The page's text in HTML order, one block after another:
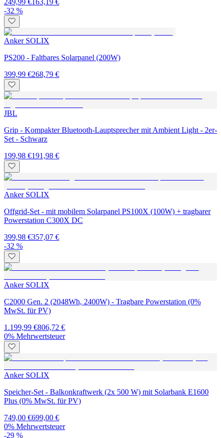
249,99 € 163,19 €
-32 %
Anker SOLIX
PS200 - Faltbares Solarpanel (200W)
399,99 €268,79 €
JBL
Grip - Kompakter Bluetooth-Lauptsprecher mit Ambient Light - 2er-
Set - Schwarz
199,98 €191,98 €
Anker SOLIX
Offgrid-Set - mit mobilem Solarpanel PS100X (100W) + tragbarer
Powerstation C300X DC
399,98 €357,07 €
-32 %
Anker SOLIX
C2000 Gen. 2 (2048Wh, 2400W) - Tragbare Powerstation (0%
MwSt. für PV)
1.199,99 €806,72 €
0% Mehrwertsteuer
Anker SOLIX
Speicher-Set - Balkonkraftwerk (2x 500 W) mit Solarbank E1600
Plus (0% MwSt. für PV)
749,00 €699,00 €
0% Mehrwertsteuer
-29 %